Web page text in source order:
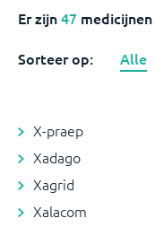
Er zijn47 medicijnen
Sorteer op: Alle
X-praep
Xadago
Xagrid
Xalacom